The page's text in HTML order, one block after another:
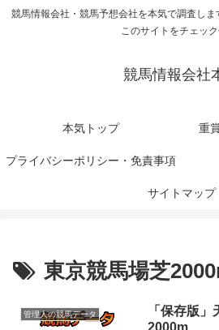
競馬情報会社・競馬予想会社を本気で調査し
このサイトをチェッ
競馬情報会社
本気トップ 重
プライバシーポリシー・免責事項
サイトマップ
東京競馬場芝
管理人の競馬データ
「保存版
2000m